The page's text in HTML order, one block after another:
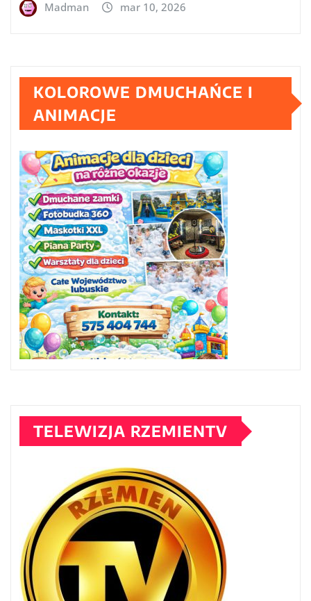
Madman mar 10, 2026
KOLOROWE DMUCHAŃCE I
ANIMACJE
TELEWIZJA RZEMIENTV